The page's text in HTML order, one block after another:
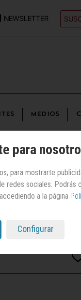
NEWSLETTER
MEDIOS
para
para mostrarte
redes sociales.
a la página
Configurar